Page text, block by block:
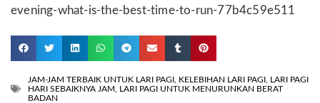
evening-what-is-the-best-time-to-run-77b4c59e511
JAM-JAM TERBAIK UNTUK LARI PAGI KELEBIHAN LARI PAGI LARI PAGI
HARI SEBAIKNYA JAM
LARI PAGI UNTUK MENURUNKAN BERAT
BADAN